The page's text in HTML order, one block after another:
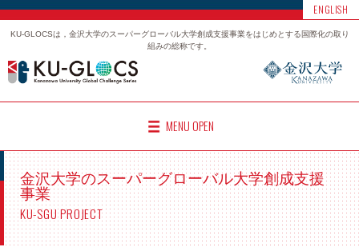
ENGLISH
KU-GLOCSは，金沢大学のスーパーグローバル大学創成支援事業をはじめとする国際化の取り
組みの総称です。
MENU OPEN
金沢大学のスーパーグローバル大学創成支援
事業
KU-SGU PROJECT